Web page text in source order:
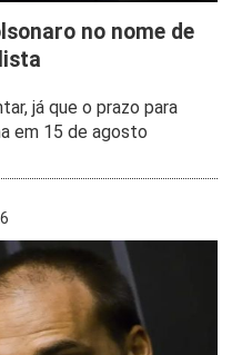
no nome de
já que o prazo para
em 15 de agosto